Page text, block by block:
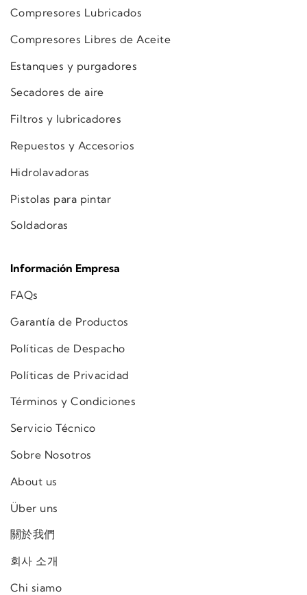
Compresores Lubricados
Compresores Libres de Aceite
Estanques y purgadores
Secadores de aire
Filtros y lubricadores
Repuestos y Accesorios
Hidrolavadoras
Pistolas para pintar
Soldadoras
Información Empresa
FAQs
Garantía de Productos
Políticas de Despacho
Políticas de Privacidad
Términos y Condiciones
Servicio Técnico
Sobre Nosotros
About us
Über uns
關於我們
회사 소개
Chi siamo